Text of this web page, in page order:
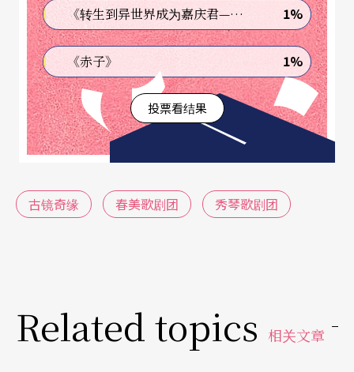
《古镜奇缘》说的是现代企业老板看上一面古镜，
因高僧阻挠，阴错阳差之际中弹，魂魄来到古镜原
持有人元朝时代的蒙古王子身上，借尸还魂，意识
仍在，藉著元朝人的身体，展开了一场元汉之间的
狙杀、爱情冲突。看似天马行空，剧情也随意而
走，蒙古王子口中说著留学英国、I Love You，让人
噗嗞发笑，就野台气氛而言，达到趣味效果，但就
作品而言，如能去芜存菁、集中主题，也不亏动员
文字｜纪慧玲 资深艺文新闻工作者
《转生到异世界成为嘉庆君—发现我的祖先是诈骗集团!?》 1%
《赤子》 1%
投票看结果
古镜奇缘 春美歌剧团 秀琴歌剧团
Related topics 相关文章